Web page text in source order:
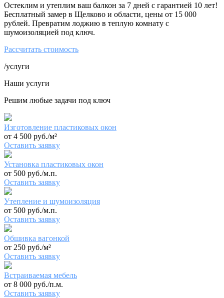
Остеклим и утеплим ваш балкон за 7 дней с гарантией 10 лет!
Бесплатный замер в Щелково и области, цены от 15 000
рублей. Превратим лоджию в теплую комнату с
шумоизоляцией под ключ.
Рассчитать стоимость
/услуги
Наши услуги
Решим любые задачи под ключ
Изготовление пластиковых окон
от 4 500 руб./м²
Оставить заявку
Установка пластиковых окон
от 500 руб./м.п.
Оставить заявку
Утепление и шумоизоляция
от 500 руб./м.п.
Оставить заявку
Обшивка вагонкой
от 250 руб./м²
Оставить заявку
Встраиваемая мебель
от 8 000 руб./п.м.
Оставить заявку